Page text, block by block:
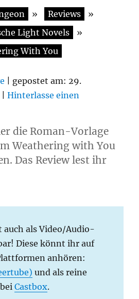
» Reviews
»
Light Novels
»
With You
| gepostet am: 29.
|Hinterlasse einen
die Roman-Vorlage
Weathering with You
Das Review lest ihr
auch als Video/Audio-
Diese könnt ihr auf
anhören:
und als reine
Castbox.